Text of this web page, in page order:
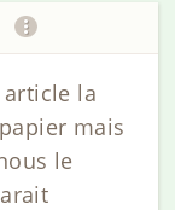
la
mais
le